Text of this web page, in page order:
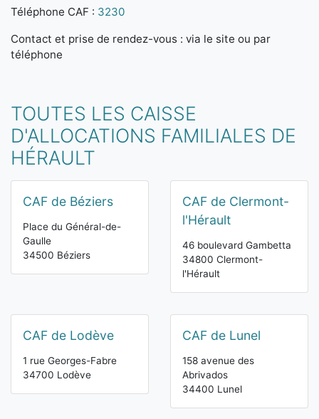
Téléphone CAF : 3230
Contact et prise de rendez-vous : via le site ou par
téléphone
TOUTES LES CAISSE
D'ALLOCATIONS FAMILIALES DE
HÉRAULT
CAF de Béziers
Place du Général-de-
Gaulle
34500 Béziers
CAF de Clermont-
l'Hérault
46 boulevard Gambetta
34800 Clermont-
l'Hérault
CAF de Lodève
1 rue Georges-Fabre
34700 Lodève
CAF de Lunel
158 avenue des
Abrivados
34400 Lunel